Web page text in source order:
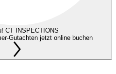
CT INSPECTIONS
Gutachten jetzt online buchen